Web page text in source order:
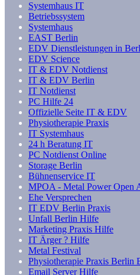
Systemhaus IT
Betriebssystem
Systemhaus
EAST Berlin
EDV Dienstleistungen in
EDV Science
IT & EDV Notdienst
IT & EDV Berlin
IT Notdienst
PC Hilfe 24
Offizielle Seite IT & EDV
Physiotherapie Praxis
IT Systemhaus
24 h Beratung IT
PC Notdienst Online
Storage Berlin
Bühnenservice IT
MPOA - Metal Power Open
Ehe Versprechen
IT EDV Berlin Praxis
Unfall Berlin Hilfe
Marketing Praxis Hilfe
IT Ärger ? Hilfe
Metal Festival
Physiotherapie Praxis Berlin
Email Server Hilfe